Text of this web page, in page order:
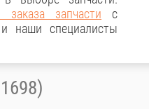
заказа запчасти с
наши специалисты